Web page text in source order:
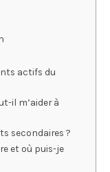
actifs du
il m’aider à
secondaires ?
et où puis-je